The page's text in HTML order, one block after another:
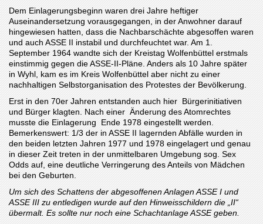
Dem Einlagerungsbeginn waren drei Jahre heftiger
Auseinandersetzung vorausgegangen, in der Anwohner darauf
hingewiesen hatten, dass die Nachbarschächte abgesoffen waren
und auch ASSE II instabil und durchfeuchtet war. Am 1.
September 1964 wandte sich der Kreistag Wolfenbüttel erstmals
einstimmig gegen die ASSE-II-Pläne. Anders als 10 Jahre später
in Wyhl, kam es im Kreis Wolfenbüttel aber nicht zu einer
nachhaltigen Selbstorganisation des Protestes der Bevölkerung.
Erst in den 70er Jahren entstanden auch hier Bürgerinitiativen
und Bürger klagten. Nach einer Änderung des Atomrechtes
musste die Einlagerung Ende 1978 eingestellt werden.
Bemerkenswert: 1/3 der in ASSE II lagernden Abfälle wurden in
den beiden letzten Jahren 1977 und 1978 eingelagert und genau
in dieser Zeit treten in der unmittelbaren Umgebung sog. Sex
Odds auf, eine deutliche Verringerung des Anteils von Mädchen
bei den Geburten.
Um sich des Schattens der abgesoffenen Anlagen ASSE I und
ASSE III zu entledigen wurde auf den Hinweisschildern die „II“
übermalt. Es sollte nur noch eine Schachtanlage ASSE geben.